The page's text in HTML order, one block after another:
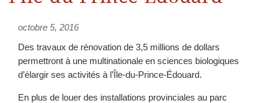
octobre 5, 2016
Des travaux de rénovation de 3,5 millions de dollars
permettront à une multinationale en sciences biologiques
d’élargir ses activités à l’Île-du-Prince-Édouard.
En plus de louer des installations provinciales au parc